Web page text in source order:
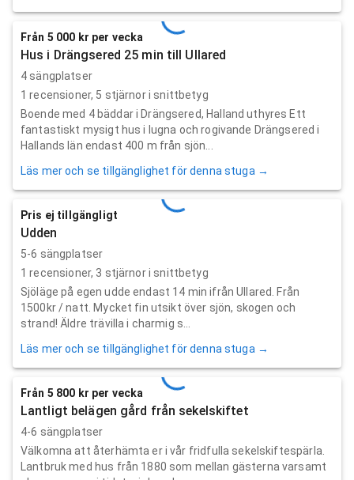
Från 5 000 kr per vecka
Hus i Drängsered 25 min till Ullared
4 sängplatser
1 recensioner, 5 stjärnor i snittbetyg
Boende med 4 bäddar i Drängsered, Halland uthyres Ett
fantastiskt mysigt hus i lugna och rogivande Drängsered i
Hallands län endast 400 m från sjön...
Läs mer och se tillgänglighet för denna stuga →
Pris ej tillgängligt
Udden
5-6 sängplatser
1 recensioner, 3 stjärnor i snittbetyg
Sjöläge på egen udde endast 14 min ifrån Ullared. Från
1500kr / natt. Mycket fin utsikt över sjön, skogen och
strand! Äldre trävilla i charmig s...
Läs mer och se tillgänglighet för denna stuga →
Från 5 800 kr per vecka
Lantligt belägen gård från sekelskiftet
4-6 sängplatser
Välkomna att återhämta er i vår fridfulla sekelskiftespärla.
Lantbruk med hus från 1880 som mellan gästerna varsamt